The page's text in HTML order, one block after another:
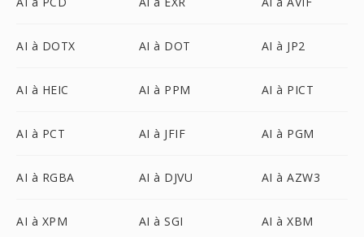
AI à DOTX AI à DOT AI à JP2
AI à HEIC AI à PPM AI à PICT
AI à PCT AI à JFIF AI à PGM
AI à RGBA AI à DJVU AI à AZW3
AI à XPM AI à SGI AI à XBM